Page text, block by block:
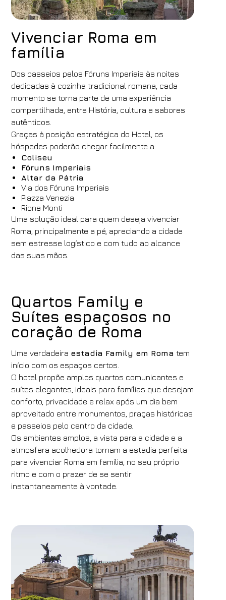
Hotéis
Chegada
07/08/2026
Partida
Quartos
1
Adultos Crianças
Código de Desconto
Reserve
Alterar / cancelar reserva
Vivenciar Roma em
família
Dos passeios pelos Fóruns Imperiais às noites
dedicadas à cozinha tradicional romana, cada
momento se torna parte de uma experiência
compartilhada, entre História, cultura e sabores
autênticos.
Graças à posição estratégica do Hotel, os
hóspedes poderão chegar facilmente a:
Coliseu
Fóruns Imperiais
Altar da Pátria
Via dos Fóruns Imperiais
Piazza Venezia
Rione Monti
Uma solução ideal para quem deseja vivenciar
Roma, principalmente a pé, apreciando a cidade
sem estresse logístico e com tudo ao alcance
das suas mãos.
Quartos Family e
Suítes espaçosos no
coração de Roma
Uma verdadeira estadia Family em Roma tem
início com os espaços certos.
O hotel propõe amplos quartos comunicantes e
suítes elegantes, ideais para famílias que desejam
conforto, privacidade e relax após um dia bem
aproveitado entre monumentos, praças históricas
e passeios pelo centro da cidade.
Os ambientes amplos, a vista para a cidade e a
atmosfera acolhedora tornam a estadia perfeita
para vivenciar Roma em família, no seu próprio
ritmo e com o prazer de se sentir
instantaneamente à vontade.